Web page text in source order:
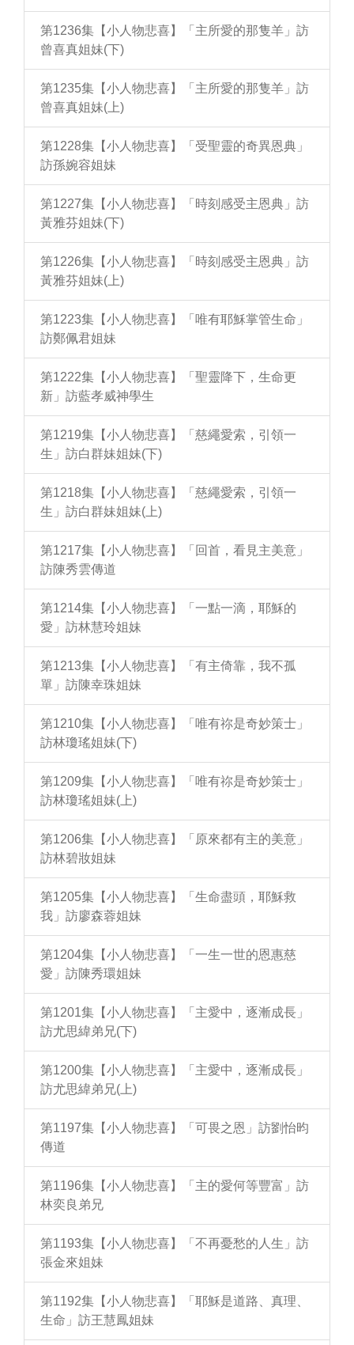
第1236集【小人物悲喜】「主所愛的那隻羊」訪
曾喜真姐妹(下)
第1235集【小人物悲喜】「主所愛的那隻羊」訪
曾喜真姐妹(上)
第1228集【小人物悲喜】「受聖靈的奇異恩典」
訪孫婉容姐妹
第1227集【小人物悲喜】「時刻感受主恩典」訪
黃雅芬姐妹(下)
第1226集【小人物悲喜】「時刻感受主恩典」訪
黃雅芬姐妹(上)
第1223集【小人物悲喜】「唯有耶穌掌管生命」
訪鄭佩君姐妹
第1222集【小人物悲喜】「聖靈降下，生命更
新」訪藍孝威神學生
第1219集【小人物悲喜】「慈繩愛索，引領一
生」訪白群妹姐妹(下)
第1218集【小人物悲喜】「慈繩愛索，引領一
生」訪白群妹姐妹(上)
第1217集【小人物悲喜】「回首，看見主美意」
訪陳秀雲傳道
第1214集【小人物悲喜】「一點一滴，耶穌的
愛」訪林慧玲姐妹
第1213集【小人物悲喜】「有主倚靠，我不孤
單」訪陳幸珠姐妹
第1210集【小人物悲喜】「唯有祢是奇妙策士」
訪林瓊瑤姐妹(下)
第1209集【小人物悲喜】「唯有祢是奇妙策士」
訪林瓊瑤姐妹(上)
第1206集【小人物悲喜】「原來都有主的美意」
訪林碧妝姐妹
第1205集【小人物悲喜】「生命盡頭，耶穌救
我」訪廖森蓉姐妹
第1204集【小人物悲喜】「一生一世的恩惠慈
愛」訪陳秀環姐妹
第1201集【小人物悲喜】「主愛中，逐漸成長」
訪尤思緯弟兄(下)
第1200集【小人物悲喜】「主愛中，逐漸成長」
訪尤思緯弟兄(上)
第1197集【小人物悲喜】「可畏之恩」訪劉怡昀
傳道
第1196集【小人物悲喜】「主的愛何等豐富」訪
林奕良弟兄
第1193集【小人物悲喜】「不再憂愁的人生」訪
張金來姐妹
第1192集【小人物悲喜】「耶穌是道路、真理、
生命」訪王慧鳳姐妹